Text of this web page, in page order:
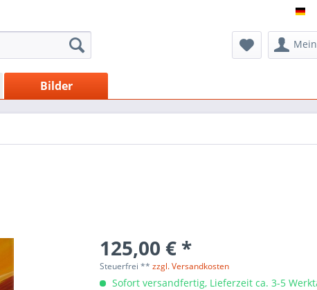
Bilder
125,00 € *
Steuerfrei **zzgl. Versandkosten
Sofort versandfertig, Lieferzeit ca. 3-5